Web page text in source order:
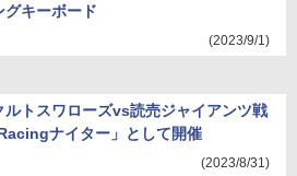
グキーボード
(2023/9/1)
ルトスワローズvs読売ジャイアンツ戦
ナイター」として開催
(2023/8/31)